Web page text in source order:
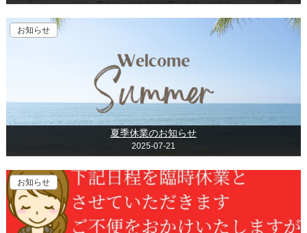
お知らせ
夏季休業のお知らせ
2025-07-21
お知らせ